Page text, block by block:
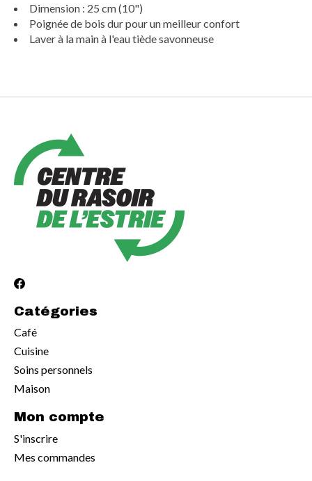
Dimension : 25 cm (10")
Poignée de bois dur pour un meilleur confort
Laver à la main à l'eau tiède savonneuse
Catégories
Café
Cuisine
Soins personnels
Maison
Mon compte
S'inscrire
Mes commandes